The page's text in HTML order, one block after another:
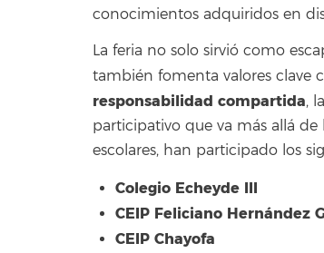
conocimientos adquiridos en
La feria no solo sirvió como
también fomenta valores clave
responsabilidad compartida, la
participativo que va más allá de
escolares, han participado los
Colegio Echeyde III
CEIP Feliciano Hernández
CEIP Chayofa